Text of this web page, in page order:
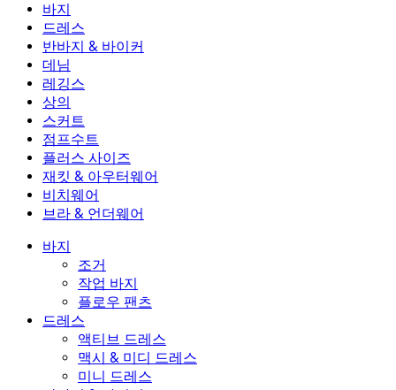
바지
바지
조거
작업 바지
플로우 팬츠
드레스
드레스
액티브 드레스
맥시 & 미디 드레스
미니 드레스
반바지 & 바이커
반바지 & 바이커
바이커
데님 반바지
2.5인치 반바지
데님
데님
데님 레깅스
와이드 진
데님 반바지
데님 스커트
레깅스
레깅스
데님 레깅스
힙업 레깅스
요가 레깅스
상의
상의
스포츠 브라
티셔츠
스커트
스커트
액티브 스커트
미니 스커트
맥시 & 미디 스커트
점프수트
점프수트
오버롤
롬퍼
플러스 사이즈
플러스 사이즈
플러스 사이즈 하의
플러스 사이즈 상의
플러스 사이즈 드레스
재킷 & 아우터웨어
재킷 & 아우터웨어
재킷 & 아우터웨어
아우터웨어
비치웨어
비치웨어
수영복 상의
수영복 세트
브라 & 언더웨어
브라 & 언더웨어
언더웨어
바지
조거
작업 바지
플로우 팬츠
드레스
액티브 드레스
맥시 & 미디 드레스
미니 드레스